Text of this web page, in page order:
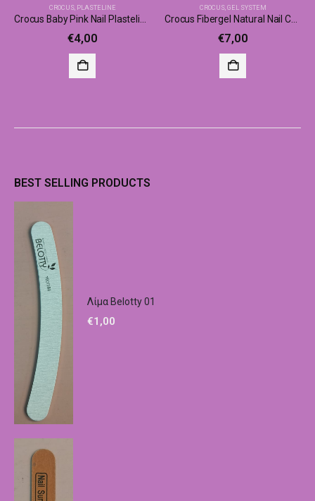
CROCUS, PLASTELINE
€4,00
CROCUS, GEL SYSTEM
Crocus Fibergel Natural Nail Camouflage Gel 5ml
€7,00
BEST SELLING PRODUCTS
Λίμα Belotty 01
€1,00